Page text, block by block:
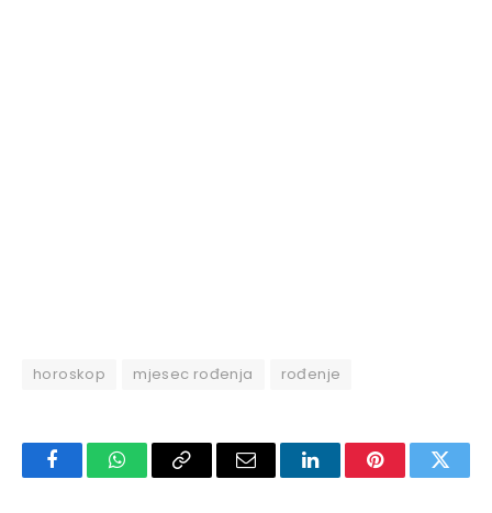
horoskop mjesec rođenja rođenje
FacebookWhatsAppCopy
Email LinkedInPinterest